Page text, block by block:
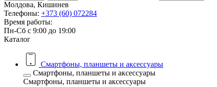
Молдова, Кишинев
Телефоны: +373 (60) 072284
Время работы:
Пн-Сб с 9:00 до 19:00
Каталог
Смартфоны, планшеты и аксессуары
Смартфоны, планшеты и аксессуары
Смартфоны, планшеты и аксессуары